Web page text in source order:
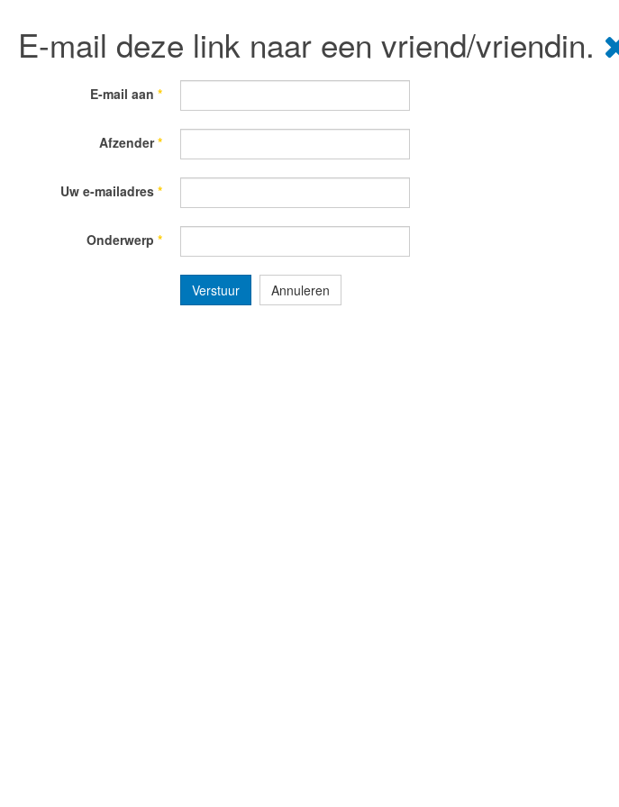
E-mail deze link naar een vriend/vriendin.
E-mail aan *
Afzender*
Uw e-mailadres *
Onderwerp *
Verstuur Annuleren